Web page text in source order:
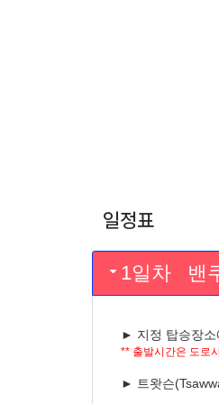
일정표
1일차 밴
► 지정 탑승장
** 출발시간은 도로
► 트왓슨